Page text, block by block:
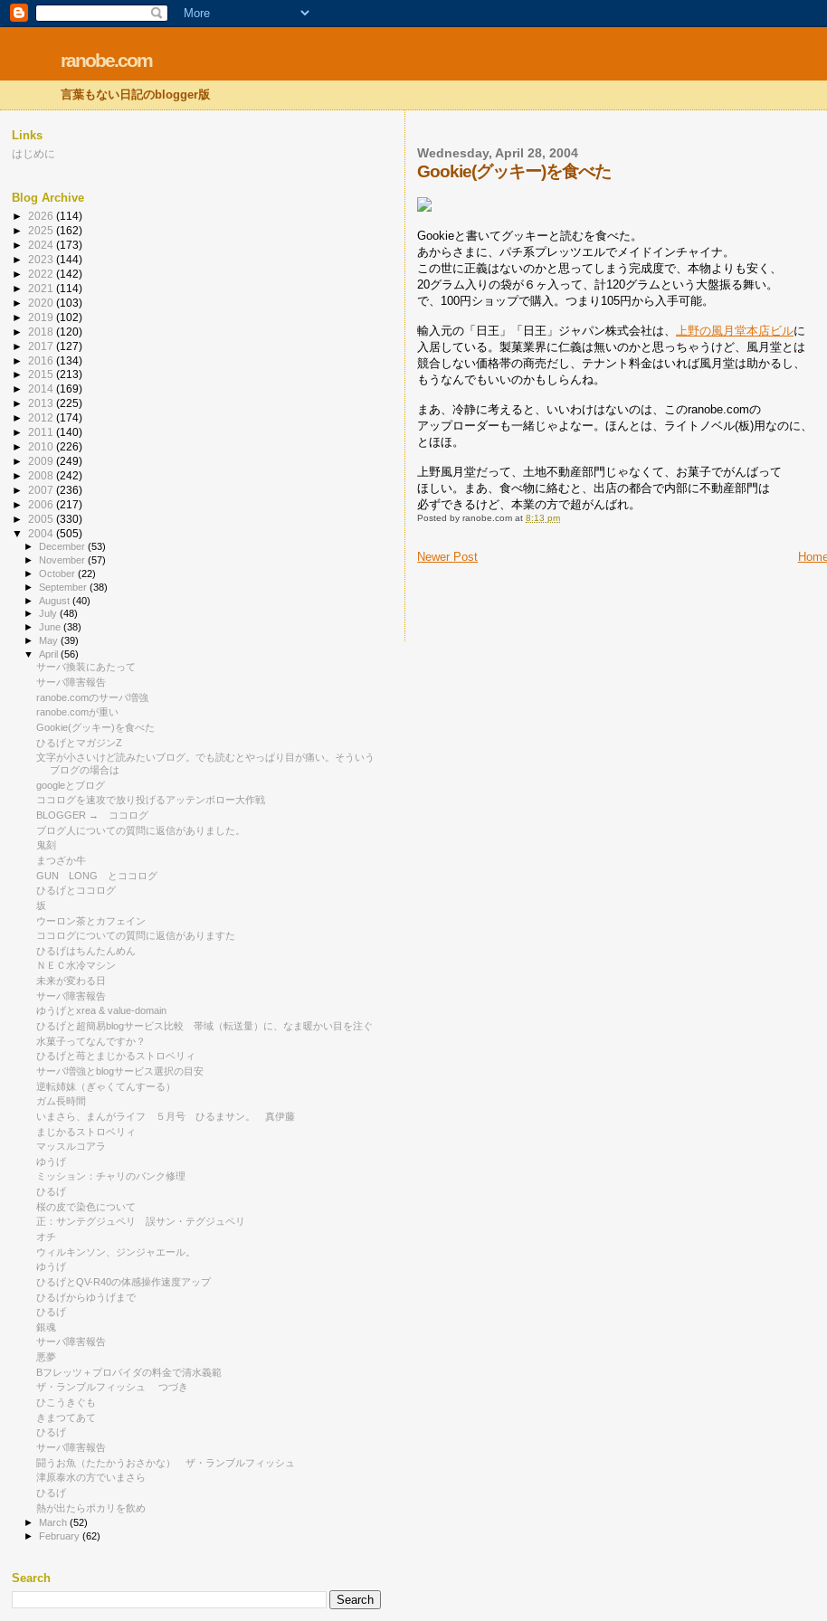
ranobe.com
言葉もない日記のblogger版
Wednesday, April 28, 2004
Gookie(グッキー)を食べた
Gookieと書いてグッキーと読むを食べた。
あからさまに、パチ系プレッツエルでメイドインチャイナ。
この世に正義はないのかと思ってしまう完成度で、本物よりも安く、
20グラム入りの袋が６ヶ入って、計120グラムという大盤振る舞い。
で、100円ショップで購入。つまり105円から入手可能。
輸入元の「日王」「日王」ジャパン株式会社は、上野の風月堂本店ビルに
入居している。製菓業界に仁義は無いのかと思っちゃうけど、風月堂とは
競合しない価格帯の商売だし、テナント料金はいれば風月堂は助かるし、
もうなんでもいいのかもしらんね。
まあ、冷静に考えると、いいわけはないのは、このranobe.comの
アップローダーも一緒じゃよなー。ほんとは、ライトノベル(板)用なのに、
とほほ。
上野風月堂だって、土地不動産部門じゃなくて、お菓子でがんばって
ほしい。まあ、食べ物に絡むと、出店の都合で内部に不動産部門は
必ずできるけど、本業の方で超がんばれ。
Posted byranobe.com at8:13 pm
Newer Post
Links
はじめに
Blog Archive
► 2026 (114)
► 2025 (162)
► 2024 (173)
► 2023 (144)
► 2022 (142)
► 2021 (114)
► 2020 (103)
► 2019 (102)
► 2018 (120)
► 2017 (127)
► 2016 (134)
► 2015 (213)
► 2014 (169)
► 2013 (225)
► 2012 (174)
► 2011 (140)
► 2010 (226)
► 2009 (249)
► 2008 (242)
► 2007 (236)
► 2006 (217)
► 2005 (330)
▼ 2004 (505)
► December(53)
► November(57)
►October(22)
►September(38)
►August(40)
►July(48)
►June(38)
► May(39)
▼April(56)
サーバ換装にあたって
サーバ障害報告
ranobe.comのサーバ増強
ranobe.comが重い
Gookie(グッキー)を食べた
ひるげとマガジンZ
文字が小さいけど読みたいブログ。でも読むとやっぱり目が痛い。そういう
ブログの場合は
googleとブログ
ココログを速攻で放り投げるアッテンボロー大作戦
BLOGGER → ココログ
ブログ人についての質問に返信がありました。
鬼刻
まつざか牛
GUN LONG とココログ
ひるげとココログ
坂
ウーロン茶とカフェイン
ココログについての質問に返信がありますた
ひるげはちんたんめん
ＮＥＣ水冷マシン
未来が変わる日
サーバ障害報告
ゆうげとxrea & value-domain
ひるげと超簡易blogサービス比較 帯域（転送量）に、なま暖かい目を注ぐ
水菓子ってなんですか？
ひるげと苺とまじかるストロベリィ
サーバ増強とblogサービス選択の目安
逆転姉妹（ぎゃくてんすーる）
ガム長時間
いまさら、まんがライフ ５月号 ひるまサン。 真伊藤
まじかるストロベリィ
マッスルコアラ
ゆうげ
ミッション：チャリのパンク修理
ひるげ
桜の皮で染色について
正：サンテグジュペリ 誤サン・テグジュペリ
オチ
ウィルキンソン、ジンジャエール。
ゆうげ
ひるげとQV-R40の体感操作速度アップ
ひるげからゆうげまで
ひるげ
銀魂
サーバ障害報告
悪夢
Bフレッツ＋プロバイダの料金で清水義範
ザ・ランブルフィッシュ つづき
ひこうきぐも
きまつてあて
ひるげ
サーバ障害報告
闘うお魚（たたかうおさかな） ザ・ランブルフィッシュ
津原泰水の方でいまさら
ひるげ
熱が出たらポカリを飲め
►
March(52)
► February(62)
Search